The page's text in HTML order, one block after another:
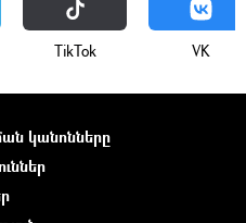
ТikТоk VK
կանոնները